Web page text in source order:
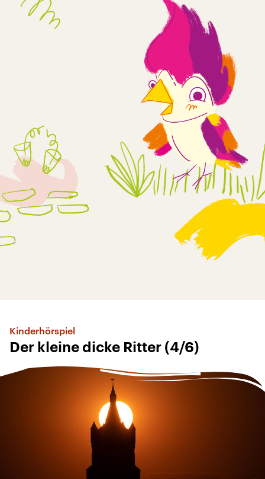
Kinderhörspiel
Der kleine dicke Ritter (4/6)